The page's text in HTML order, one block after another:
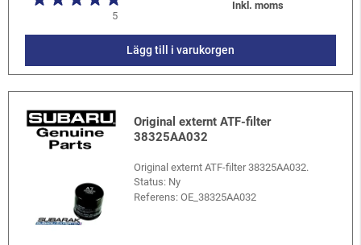
5
Inkl. moms
Lägg till i varukorgen
Original externt ATF-filter
38325AA032
Original externt ATF-filter 38325AA032.
Status: Ny
Referens:OE_38325AA032